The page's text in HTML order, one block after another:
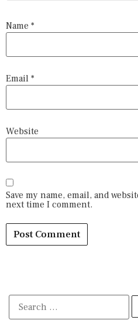
Name *
Email *
Website
Save my name, email, and
next time I comment.